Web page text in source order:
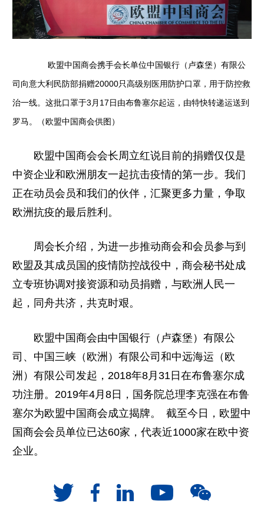
欧盟中国商会携手会长单位中国银行（卢森堡）有限公
司向意大利民防部捐赠20000只高级别医用防护口罩，用于防控救
治一线。这批口罩于3月17日由布鲁塞尔起运，由特快转递运送到
罗马。（欧盟中国商会供图）
欧盟中国商会会长周立红说目前的捐赠仅仅是
中资企业和欧洲朋友一起抗击疫情的第一步。我们
正在动员会员和我们的伙伴，汇聚更多力量，争取
欧洲抗疫的最后胜利。
周会长介绍，为进一步推动商会和会员参与到
欧盟及其成员国的疫情防控战役中，商会秘书处成
立专班协调对接资源和动员捐赠，与欧洲人民一
起，同舟共济，共克时艰。
欧盟中国商会由中国银行（卢森堡）有限公
司、中国三峡（欧洲）有限公司和中远海运（欧
洲）有限公司发起，2018年8月31日在布鲁塞尔成
功注册。2019年4月8日，国务院总理李克强在布鲁
塞尔为欧盟中国商会成立揭牌。 截至今日，欧盟中
国商会会员单位已达60家，代表近1000家在欧中资
企业。